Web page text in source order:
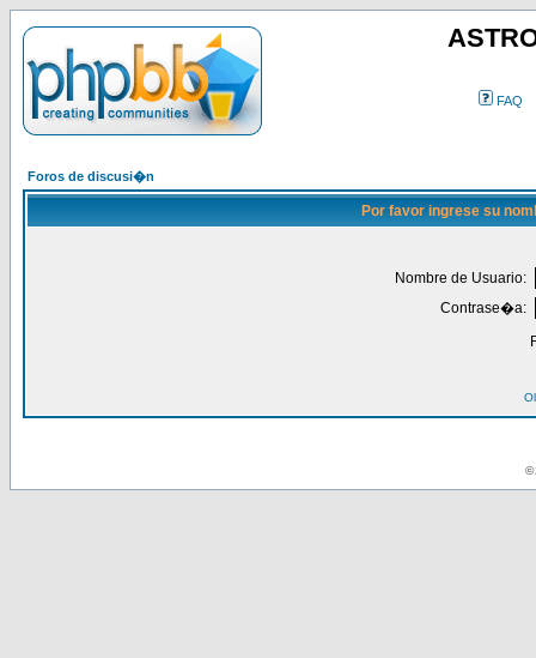
FAQ
Foros de discusi�n
Por favor ingrese su
Nombre de Usuario:
Contrase�a:
©